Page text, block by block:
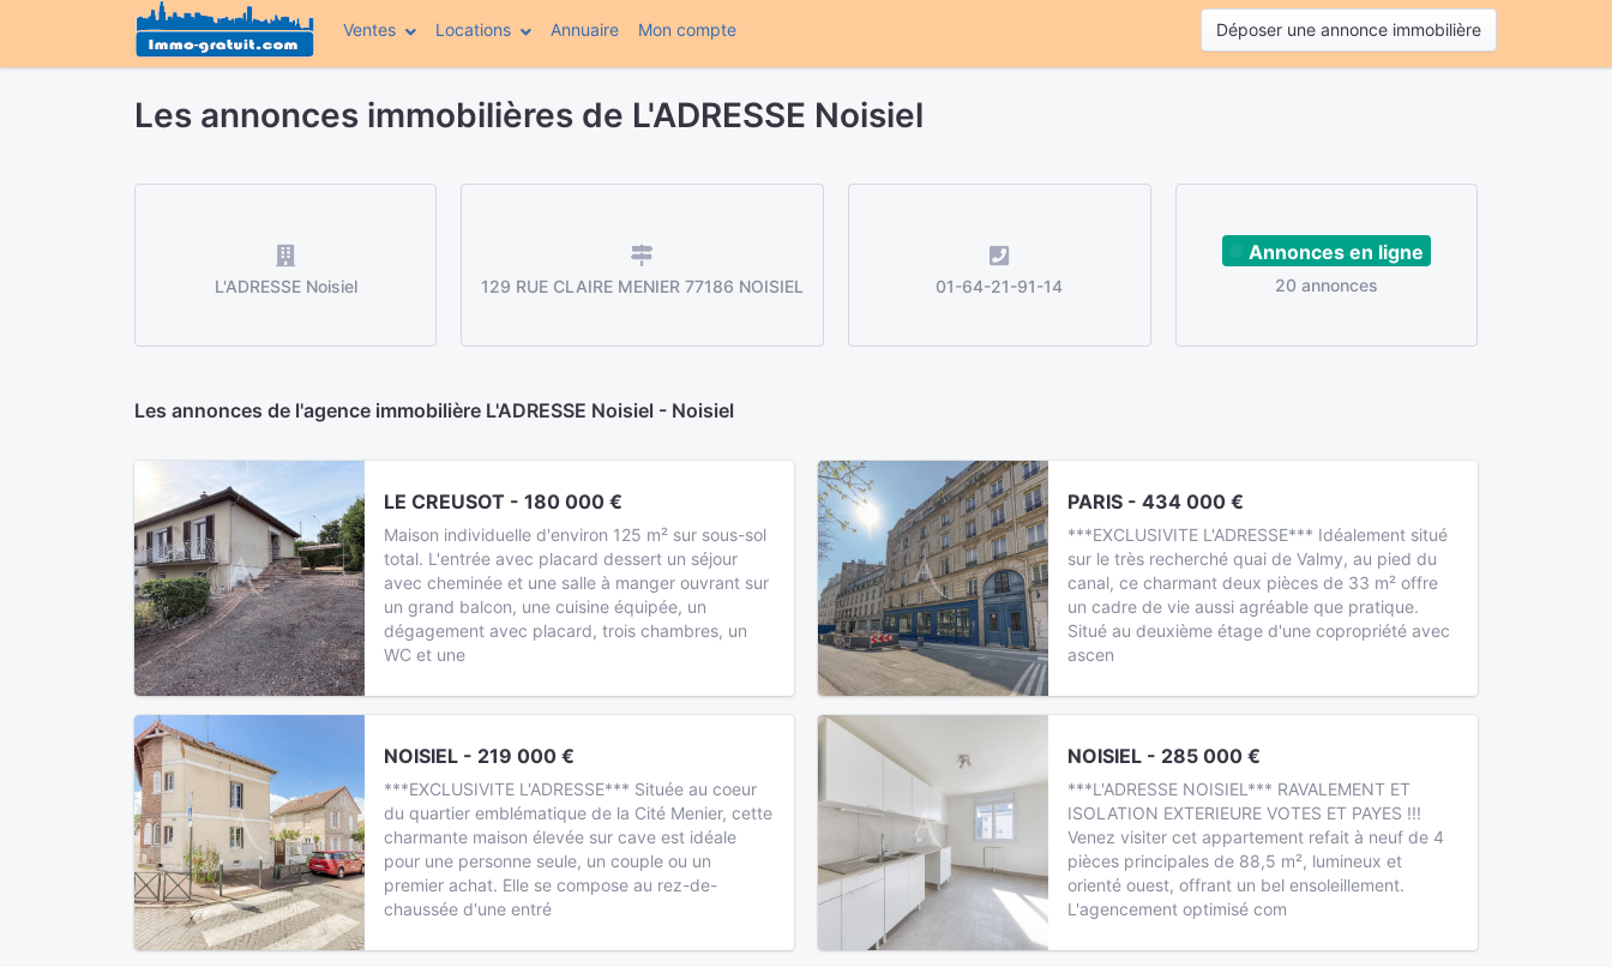
Ventes Locations Annuaire Mon compte(current) Déposer une annonce immobilière
Les annonces immobilières de L'ADRESSE Noisiel
L'ADRESSE Noisiel 129 RUE CLAIRE MENIER 77186 NOISIEL 01-64-21-91-14
Annonces en ligne
20 annonces
Les annonces de l'agence immobilière L'ADRESSE Noisiel - Noisiel
LE CREUSOT - 180 000 €
Maison individuelle d'environ 125 m² sur sous-sol
total. L'entrée avec placard dessert un séjour
avec cheminée et une salle à manger ouvrant sur
un grand balcon, une cuisine équipée, un
dégagement avec placard, trois chambres, un
WC et une
NOISIEL - 219 000 €
***EXCLUSIVITE L'ADRESSE*** Située au coeur
du quartier emblématique de la Cité Menier, cette
charmante maison élevée sur cave est idéale
pour une personne seule, un couple ou un
premier achat. Elle se compose au rez-de-
chaussée d'une entré
PARIS - 434 000 €
***EXCLUSIVITE L'ADRESSE*** Idéalement situé
sur le très recherché quai de Valmy, au pied du
canal, ce charmant deux pièces de 33 m² offre
un cadre de vie aussi agréable que pratique.
Situé au deuxième étage d'une copropriété avec
ascen
NOISIEL - 285 000 €
***L'ADRESSE NOISIEL*** RAVALEMENT ET
ISOLATION EXTERIEURE VOTES ET PAYES !!!
Venez visiter cet appartement refait à neuf de 4
pièces principales de 88,5 m², lumineux et
orienté ouest, offrant un bel ensoleillement.
L'agencement optimisé com